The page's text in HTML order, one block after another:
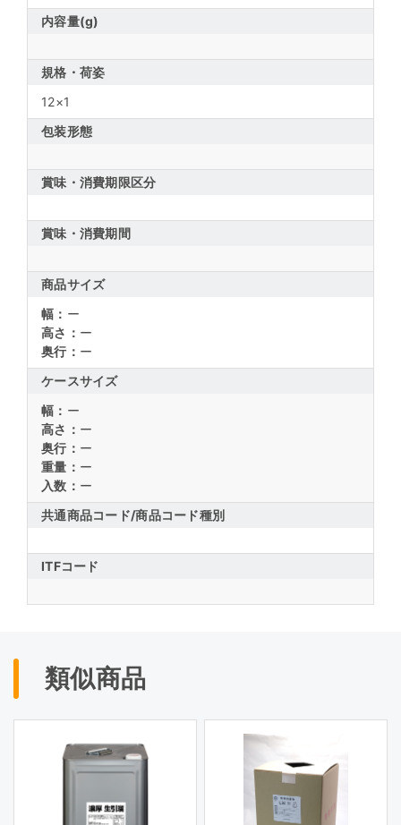
内容量(g)
規格・荷姿
12×1
包装形態
賞味・消費期限区分
賞味・消費期間
商品サイズ
幅： ー
高さ： ー
奥行： ー
ケースサイズ
幅： ー
高さ： ー
奥行： ー
重量： ー
入数： ー
共通商品コード/商品コード種別
ITFコード
類似商品